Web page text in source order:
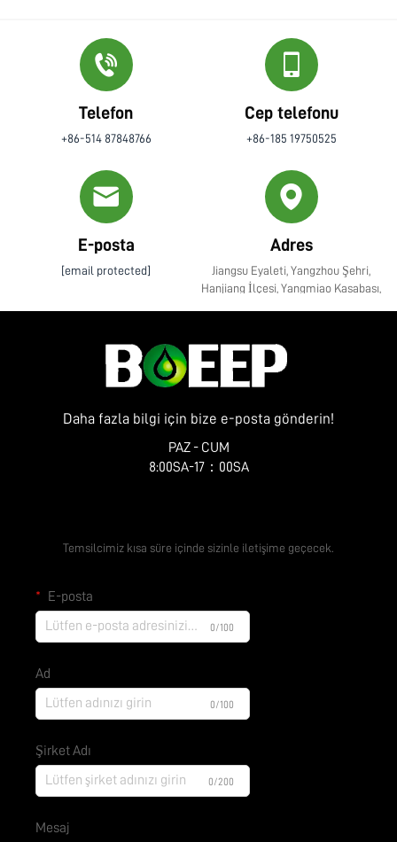
Telefon
+86-514 87848766
Cep telefonu
+86-185 19750525
E-posta
[email protected]
Adres
Jiangsu Eyaleti, Yangzhou Şehri,
Hanjiang İlçesi, Yangmiao Kasabası,
Daha fazla bilgi için bize e-posta gönderin!
PAZ - CUM
8:00SA-17：00SA
Temsilcimiz kısa süre içinde sizinle iletişime geçecek.
E-posta
0/100
Ad
0/100
Şirket Adı
0/200
Mesaj